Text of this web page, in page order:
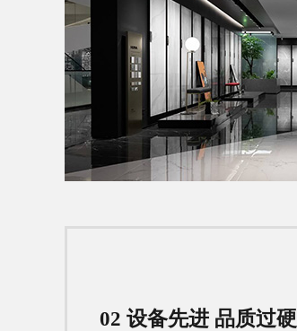
02 设备先进 品质过硬